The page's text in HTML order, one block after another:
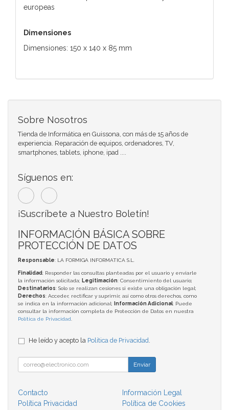
europeas
Dimensiones
Dimensiones: 150 x 140 x 85 mm
Sobre Nosotros
Tienda de Informática en Guissona, con más de 15 años de
experiencia. Reparación de equipos, ordenadores, TV,
smartphones, tablets, iphone, ipad ....
Síguenos en:
¡Suscríbete a Nuestro Boletín!
INFORMACIÓN BÁSICA SOBRE
PROTECCIÓN DE DATOS
Responsable: LA FORMIGA INFORMATICA S.L.
Finalidad: Responder las consultas planteadas por el usuario y enviarle
la información solicitada; Legitimación: Consentimiento del usuario;
Destinatarios: Solo se realizan cesiones si existe una obligación legal;
Derechos: Acceder, rectificar y suprimir, así como otros derechos, como
se indica en la información adicional;
Información Adicional: Puede
consultar la información completa de Protección de Datos en nuestra
Política de Privacidad
He leído y acepto la Política de Privacidad
Enviar
Contacto
Información Legal
Política Privacidad
Política de Cookies